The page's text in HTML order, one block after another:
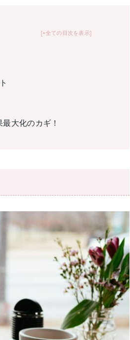
+全ての目次を表示
大化のカギ！